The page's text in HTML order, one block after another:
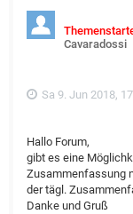
Cavaradossi
Sa 9. Jun 2018,
Hallo Forum,
gibt es eine
Zusammenfassung
der tägl.
Danke und Gruß